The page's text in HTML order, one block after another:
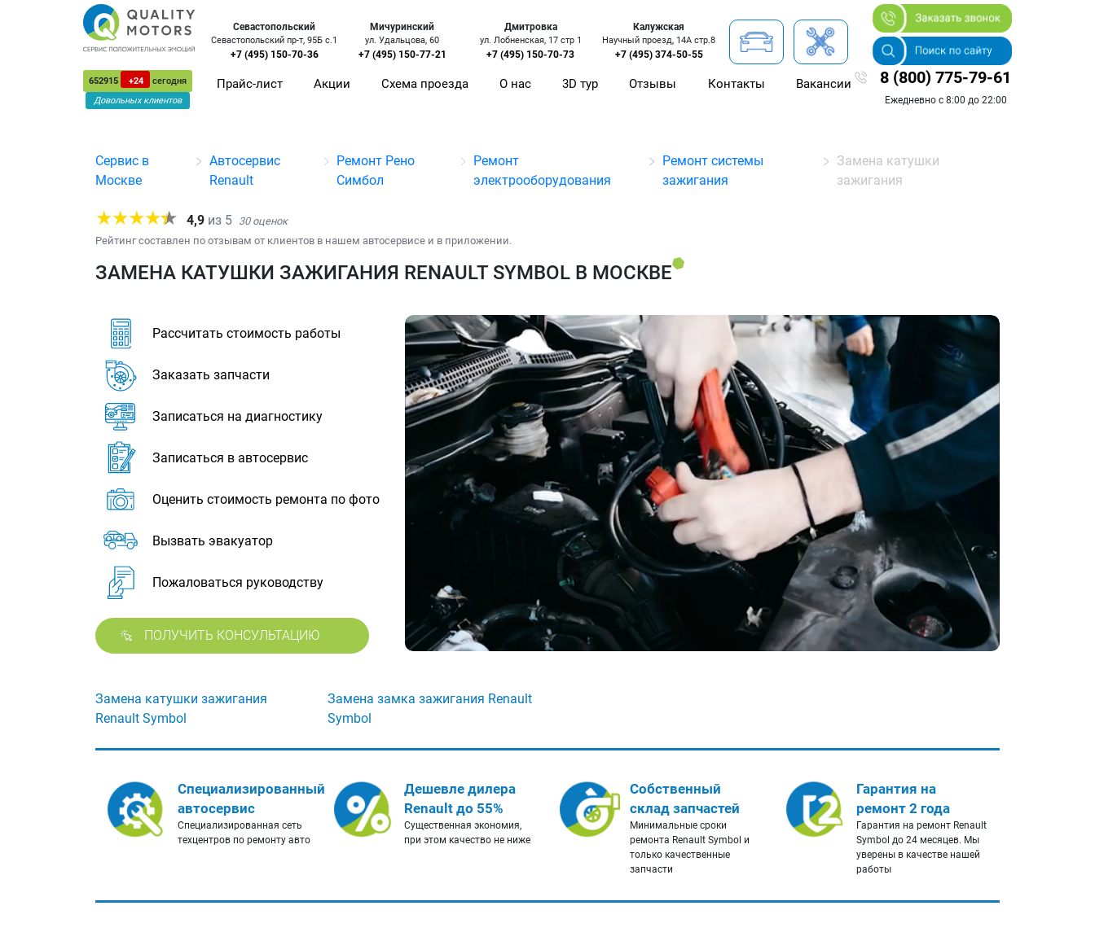
652915 +24
сегодня
Довольных клиентов
Севастопольский
Севастопольский пр-т, 95Б с.1
+7 (495) 150-70-36
Мичуринский
ул. Удальцова, 60
+7 (495) 150-77-21
Дмитровка
ул. Лобненская, 17 стр 1
+7 (495) 150-70-73
Калужская
Научный проезд, 14А стр.8
+7 (495) 374-50-55
Прайс-лист Акции Схема проезда О нас 3D тур Отзывы Контакты Вакансии 8 (800) 775-79-61
Ежедневно с 8:00 до 22:00
Сервис в
Москве
Автосервис
Renault
Ремонт Рено
Симбол
Ремонт
электрооборудования
Ремонт системы
зажигания
Замена катушки
зажигания
4,9 из 5 30оценок
Рейтинг составлен по отзывам от клиентов в нашем автосервисе и в приложении.
ЗАМЕНА КАТУШКИ ЗАЖИГАНИЯ RENAULT SYMBOL В МОСКВЕ
Рассчитать стоимость работы
Заказать запчасти
Записаться на диагностику
Записаться в автосервис
Оценить стоимость ремонта по фото
Вызвать эвакуатор
Пожаловаться руководству
ПОЛУЧИТЬ КОНСУЛЬТАЦИЮ
Замена катушки зажигания
Renault Symbol
Замена замка зажигания Renault
Symbol
Специализированный
автосервис
Специализированная сеть
техцентров по ремонту авто
Дешевле дилера
Renault до 55%
Существенная экономия,
при этом качество не ниже
Собственный
склад запчастей
Минимальные сроки
ремонта Renault Symbol и
только качественные
запчасти
Гарантия на
ремонт 2 года
Гарантия на ремонт Renault
Symbol до 24 месяцев. Мы
уверены в качестве нашей
работы